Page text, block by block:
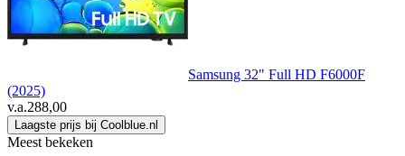
Samsung 32" Full HD F6000F
(2025)
v.a.288,00
Laagste prijs bij Coolblue.nl
Meest bekeken